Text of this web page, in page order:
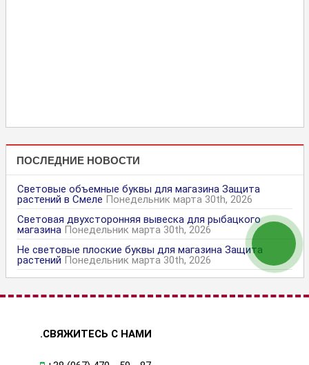
ПОСЛЕДНИЕ НОВОСТИ
Световые объемные буквы для магазина Защита
растений в Смеле Понедельник марта 30th, 2026
Световая двухсторонняя вывеска для рыбацкого
магазина Понедельник марта 30th, 2026
Не световые плоские буквы для магазина Защита
растений Понедельник марта 30th, 2026
.СВЯЖИТЕСЬ С НАМИ